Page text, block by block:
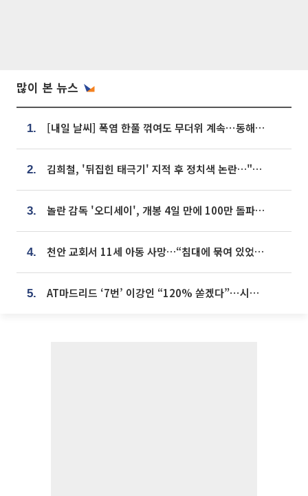
많이 본 뉴스
1. [내일 날씨] 폭염 한풀 꺾여도 무더위 계속⋯동해안 이틀 연속 비
2. 김희철, '뒤집힌 태극기' 지적 후 정치색 논란…"좌우 떠나 우리나라 국기"
3. 놀란 감독 '오디세이', 개봉 4일 만에 100만 돌파⋯'왕사남' 보다 빠르다
4. 천안 교회서 11세 아동 사망…“침대에 묶여 있었다” 진술 확보
5. AT마드리드 ‘7번’ 이강인 “120% 쏟겠다”⋯시메오네 감독 “필요한 선수”